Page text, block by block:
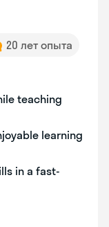
20 лет опыта
teaching
learning
in a fast-